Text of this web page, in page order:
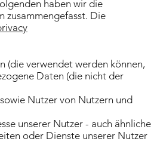
haben wir die
zusammengefasst. Die
(die verwendet werden können,
Daten (die nicht der
Nutzer von Nutzern und
unserer Nutzer - auch ähnliche
oder Dienste unserer Nutzer